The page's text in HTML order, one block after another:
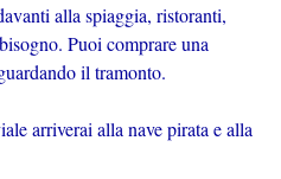
alla spiaggia, ristoranti,
Puoi comprare una
il tramonto.
arriverai alla nave pirata e alla